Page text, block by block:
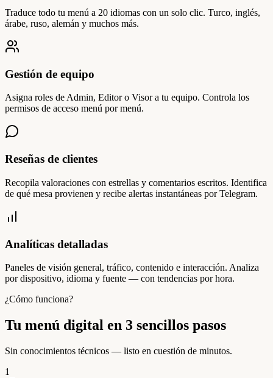
Traduce todo tu menú a 20 idiomas con un solo clic. Turco, inglés,
árabe, ruso, alemán y muchos más.
Gestión de equipo
Asigna roles de Admin, Editor o Visor a tu equipo. Controla los
permisos de acceso menú por menú.
Reseñas de clientes
Recopila valoraciones con estrellas y comentarios escritos. Identifica
de qué mesa provienen y recibe alertas instantáneas por Telegram.
Analíticas detalladas
Paneles de visión general, tráfico, contenido e interacción. Analiza
por dispositivo, idioma y fuente — con tendencias por hora.
¿Cómo funciona?
Tu menú digital en 3 sencillos pasos
Sin conocimientos técnicos — listo en cuestión de minutos.
1